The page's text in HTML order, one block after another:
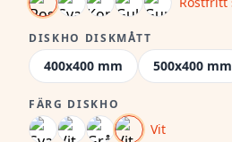
DISKHO DISKMÅTT
400x400 mm 500x400 mm
FÄRG DISKHO
Vit